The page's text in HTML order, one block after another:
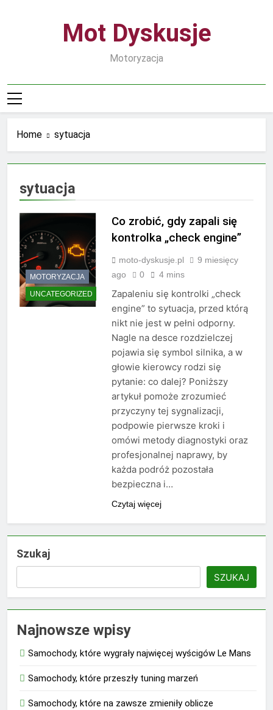
Mot Dyskusje
Motoryzacja
Home sytuacja
sytuacja
MOTORYZACJA
UNCATEGORIZED
Co zrobić, gdy zapali się
kontrolka „check engine”
moto-dyskusje.pl
9 miesięcy
ago
0 4 mins
Zapaleniu się kontrolki „check
engine” to sytuacja, przed którą
nikt nie jest w pełni odporny.
Nagle na desce rozdzielczej
pojawia się symbol silnika, a w
głowie kierowcy rodzi się
pytanie: co dalej? Poniższy
artykuł pomoże zrozumieć
przyczyny tej sygnalizacji,
podpowie pierwsze kroki i
omówi metody diagnostyki oraz
profesjonalnej naprawy, by
każda podróż pozostała
bezpieczna i…
Czytaj więcej
Szukaj
SZUKAJ
Najnowsze wpisy
Samochody, które wygrały najwięcej wyścigów Le Mans
Samochody, które przeszły tuning marzeń
Samochody, które na zawsze zmieniły oblicze